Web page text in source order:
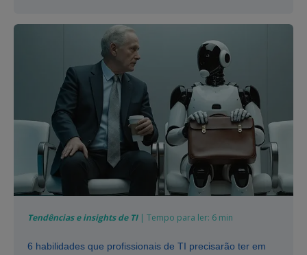
Tendências e insights de TI| Tempo para ler: 6 min
6 habilidades que profissionais de TI precisarão ter em